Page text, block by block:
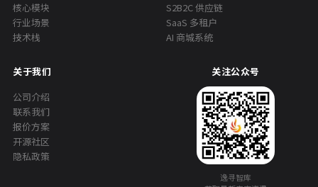
核心模块
行业场景
技术栈
S2B2C 供应链
SaaS 多租户
AI 商城系统
关于我们
公司介绍
联系我们
报价方案
开源社区
隐私政策
关注公众号
逸寻智库